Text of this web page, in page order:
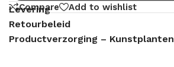
Compare Add to wishlist
Levering
Retourbeleid
Productverzorging – Kunstplanten